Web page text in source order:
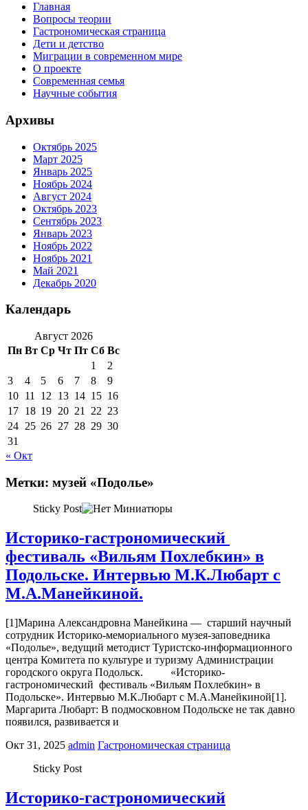
Главная
Вопросы теории
Гастрономическая страница
Дети и детство
Миграции в современном мире
О проекте
Современная семья
Научные события
Архивы
Октябрь 2025
Март 2025
Январь 2025
Ноябрь 2024
Август 2024
Октябрь 2023
Сентябрь 2023
Январь 2023
Ноябрь 2022
Ноябрь 2021
Май 2021
Декабрь 2020
Календарь
Август 2026
Пн Вт Ср Чт Пт Сб Вс
1
2
3
4 5 6 7 8
9
10 11 12 13 14 15 16
17 18 19 20 21 22 23
24 25 26 27 28 29 30
31
« Окт
Метки: музей «Подолье»
Sticky Post
Историко-гастрономический
фестиваль «Вильям Похлебкин» в
Подольске. Интервью М.К.Любарт с
М.А.Манейкиной.
[1]Марина Александровна Манейкина — старший научный
сотрудник Историко-мемориального музея-заповедника
«Подолье», ведущий методист Туристско-информационного
центра Комитета по культуре и туризму Администрации
городского округа Подольск. «Историко-
гастрономический фестиваль «Вильям Похлебкин» в
Подольске». Интервью М.К.Любарт с М.А.Манейкиной[1].
Маргарита Любарт: В подмосковном Подольске не так давно
появился, развивается и
Окт 31, 2025 admin Гастрономическая страница
Sticky Post
Историко-гастрономический